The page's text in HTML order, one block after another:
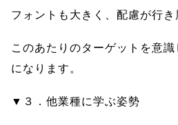
フォントも大きく、配慮が行き
このあたりのターゲットを意
になります。
▼３．他業種に学ぶ姿勢